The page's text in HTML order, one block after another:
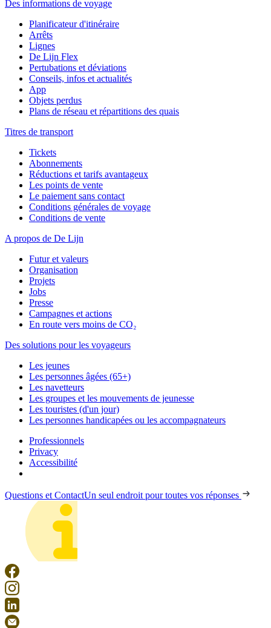
Des informations de voyage
Planificateur d'itinéraire
Arrêts
Lignes
De Lijn Flex
Pertubations et déviations
Conseils, infos et actualités
App
Objets perdus
Plans de réseau et répartitions des quais
Titres de transport
Tickets
Abonnements
Réductions et tarifs avantageux
Les points de vente
Le paiement sans contact
Conditions générales de voyage
Conditions de vente
A propos de De Lijn
Futur et valeurs
Organisation
Projets
Jobs
Presse
Campagnes et actions
En route vers moins de CO₂
Des solutions pour les voyageurs
Les jeunes
Les personnes âgées (65+)
Les navetteurs
Les groupes et les mouvements de jeunesse
Les touristes (d'un jour)
Les personnes handicapées ou les accompagnateurs
Professionnels
Privacy
Accessibilité
Questions et ContactUn seul endroit pour toutes vos réponses